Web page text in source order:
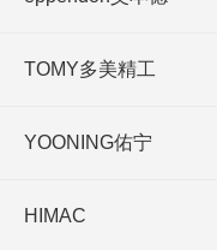
TOMY多美精工
YOONING佑宁
HIMAC